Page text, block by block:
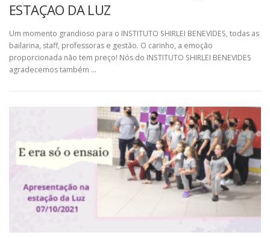
ESTAÇAO DA LUZ
Um momento grandioso para o INSTITUTO SHIRLEI BENEVIDES, todas as
bailarina, staff, professoras e gestão. O carinho, a emoção
proporcionada não tem preço! Nós do INSTITUTO SHIRLEI BENEVIDES
agradecemos também …